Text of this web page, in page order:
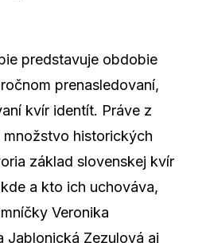
predstavuje obdobie
prenasledovaní,
kvír identít. Práve z
historických
základ slovenskej kvír
a kto ich uchováva,
Veronika
Jablonická Zezulová aj